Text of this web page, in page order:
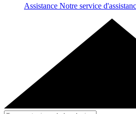
Assistance Notre service